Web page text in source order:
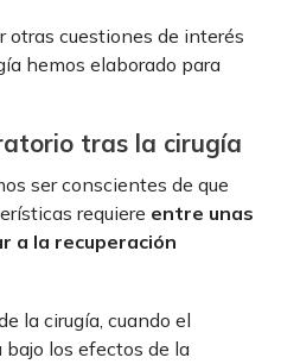
otras cuestiones de interés
hemos elaborado para
tras la cirugía
ser conscientes de que
requiere entre unas
a la recuperación
la cirugía, cuando el
los efectos de la